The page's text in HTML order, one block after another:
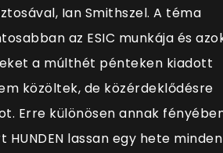
Ian Smithszel. A téma
az ESIC munkája és
a múlthét pénteken kiadott
közöltek, de közérdeklődésre
Erre különösen annak
HUNDEN lassan egy hete minden